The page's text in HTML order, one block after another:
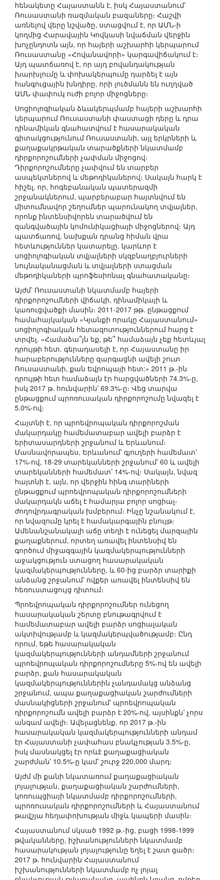
հենակետը Հայաստանն է, իսկ Հայաստանում՝
Ռուսաստանի ռազմական բազաները։ Հաշվի
առնելով վերը նշվածը, ստացվում է, որ ԱՄՆ-ի
կողմից Հարավային Կովկասի նվաճման վերջին
խոչընդոտն այն, որ հայերի աշխարհի կերպարում
Ռուսաստանը «Հովանավորի» կարգավիճակում է։
Այդ պատճառով է, որ այդ բովանդակության
խարխլումը և փոխակերպումը դարձել է այն
հանգուցային խնդիրը, որի լուծմանն են ուղղված
ԱՄՆ փափուկ ուժի բոլոր միջոցները։
Սոցիոլոգիական ձևակերպմամբ հայերի աշխարհի
կերպարում Ռուսաստանի փաստացի դերը և դրա
դինամիկան գնահատվում է հասարակական
գիտակցությունում Ռուսաստանի, այլ երկրների և
քաղաքակրթական տարածքների նկատմամբ
դիրքորոշումների չափման միջոցով։
Դիրքորոշումները չափվում են տարբեր
ասպեկտներով և մեթոդիկաներով։ Սակայն հարկ է
հիշել, որ, հոգեբանական պատերազմի
շրջանակներում, պարբերաբար հայտնվում են
միտումնավոր շեղումներ պարունակող տվյալներ,
որոնք ինտենսիվորեն տարածվում են
զանգվածային կոմունիկացիայի միջոցներով։ Այդ
պատճառով, նախքան դրանց հիման վրա
հետևություններ կատարելը, կարևոր է
սոցիոլոգիական տվյալների սկզբնաղբյուրների
նույնականացման և տվյալների ստացման
մեթոդիկաների պրոֆեսիոնալ գնահատականը։
Այժմ՝ Ռուսաստանի նկատմամբ հայերի
դիրքորոշումների վիճակի, դինամիկայի և
կառուցվածքի մասին։ 2011-2017 թթ. ընթացքում
համահայկական «Կյանքի որակը Հայաստանում»
սոցիոլոգիական հետազոտություններում հարց է
տրվել. «Համաձա՞յն եք, թե՞ համաձայն չեք հետևյալ
դրույթի հետ. գերադասելի է, որ Հայաստանը իր
հարաբերությունները զարգացնի ավելի շուտ
Ռուսաստանի, քան Եվրոպայի հետ:» 2011 թ.-ին
դրույթի հետ համաձայն էր հարցվածների 74.3%-ը,
իսկ 2017 թ. հունվարին՝ 69.3%-ը։ Վեց տարվա
ընթացքում պրոռուսական դիրքորոշումը նվազել է
5.0%-ով։
Հայտնի է, որ պրոեվրոպական դիրքորոշման
մակարդակը համեմատաբար ավելի բարձր է
երիտասարդների շրջանում և Երևանում։
Մասնավորապես, Երևանում՝ գյուղերի համեմատ՝
17%-ով, 18-29 տարեկանների շրջանում՝ 60 և ավելի
տարեկանների համեմատ՝ 14%-ով։ Սակայն, նվազ
հայտնի է, այն, որ վերջին հինգ տարիների
ընթացքում պրոեվրոպական դիրքորոշումների
մակարդակն աճել է համարյա բոլոր սոցիալ-
ժողովրդագրական խմբերում։ Ինչը նշանակում է,
որ նվազումը կրել է համակարգային բնույթ։
Ամենանշանակալի աճը տեղի է ունեցել մարզային
քաղաքներում, որտեղ առավել ինտենսիվ են
գործում միջազգային կազմակերպությունների
աջակցություն ստացող հասարակական
կազմակերպությունները, և 60-ից բարձր տարիքի
անձանց շրջանում՝ ովքեր առավել ինտենսիվ են
հեռուստացույց դիտում։
Պրոեվրոպական դիրքորոշումներ ունեցող
հասարակական շերտը բնութագրվում է
համեմատաբար ավելի բարձր սոցիալական
ակտիվությամբ և կազմակերպվածությամբ։ Ընդ
որում, եթե հասարակական
կազմակերպությունների անդամների շրջա­նում
պրոեվրոպական դիրքորոշումները 5%-ով են ավելի
բարձր, քան հասարակական
կազմակերպություններին չանդամակց անձանց
շրջանում, ապա քաղաքացիական շարժումների
մասնակիցների շրջանում՝ պրոեվրոպական
դիրքորոշումն ավելի բարձր է 20%-ով, այսինքն՝ չորս
անգամ ավելի։ Ավելացնենք, որ 2017 թ.-ին
հասարակական կազմակերպությունների անդամ
էր Հայաստանի չափահաս բնակչության 3.5%-ը,
իսկ մասնակցել էր որևէ քաղաքացիական
շարժման՝ 10.5%-ը կամ՝ շուրջ 220,000 մարդ։
Այժմ մի քանի նկատառում քաղաքացիական
լոյալության, քաղաքացիական շարժումների,
կոռուպցիայի նկատմամբ դիրքորոշումների,
պրոռուսական դիրքորոշումների և Հայաստանում
թավշյա հեղափոխության միջև կապերի մասին։
Հայաստանում սկսած 1992 թ.-ից, բացի 1998-1999
թվականները, իշխանությունների նկատմամբ
հասարակու­թյան լոյալությունը եղել է շատ ցածր։
2017 թ. հունվարին Հայաստանում
իշխանությունների նկատմամբ ոչ լոյալ